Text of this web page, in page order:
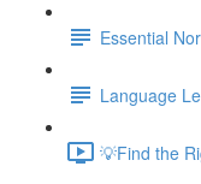
Essential
Language
💡Find the